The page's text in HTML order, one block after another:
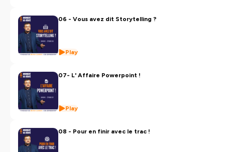
06 - Vous avez dit Storytelling ?
Play
07- L' Affaire Powerpoint !
Play
08 - Pour en finir avec le trac !